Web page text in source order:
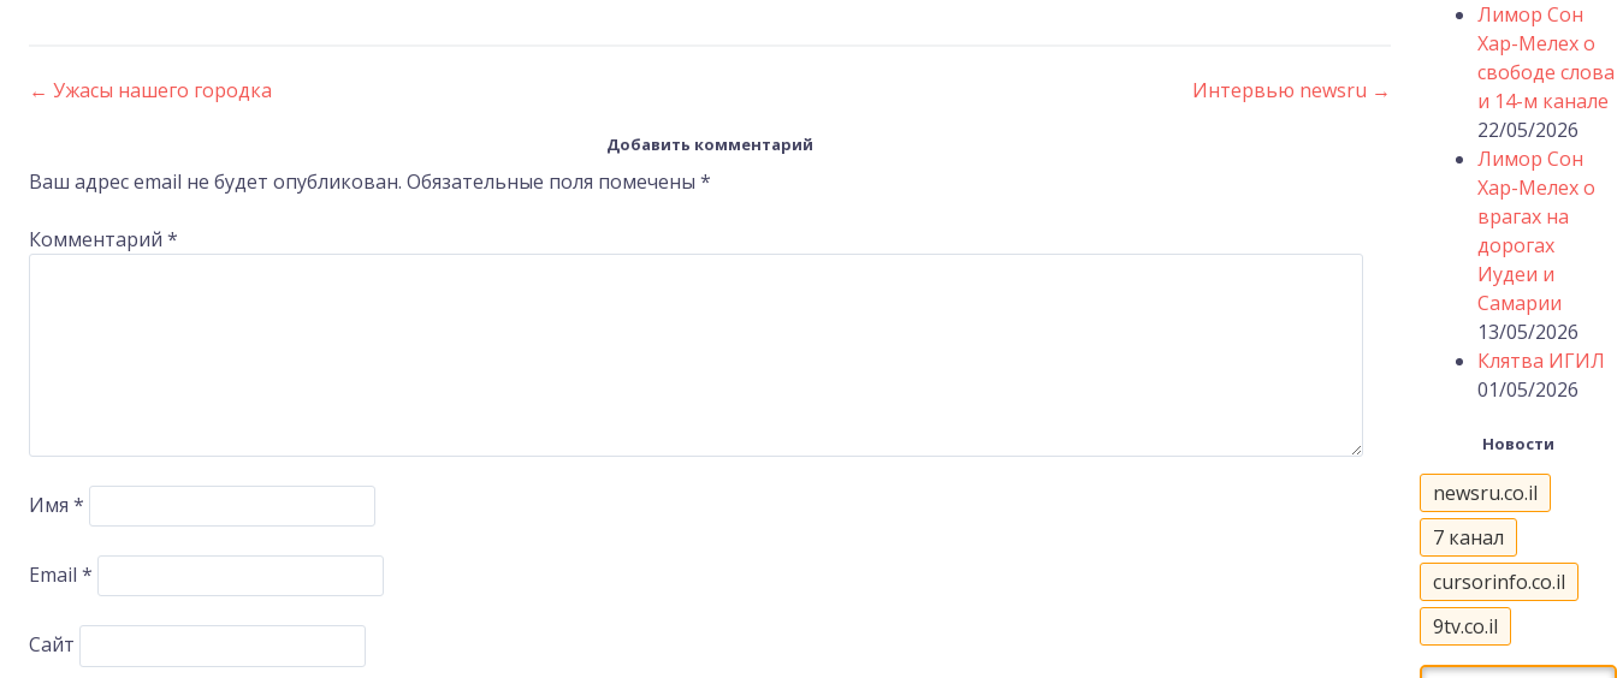
Post
navigation
← Ужасы нашего городка Интервью newsru →
Добавить комментарий
Ваш адрес email не будет опубликован. Обязательные поля помечены *
Комментарий *
Имя *
Email *
Сайт
Лимор Сон
Хар-Мелех о
свободе слова
и 14-м канале
22/05/2026
Лимор Сон
Хар-Мелех о
врагах на
дорогах
Иудеи и
Самарии
13/05/2026
Клятва ИГИЛ
01/05/2026
Новости
newsru.co.il
7 канал
cursorinfo.co.il
9tv.co.il